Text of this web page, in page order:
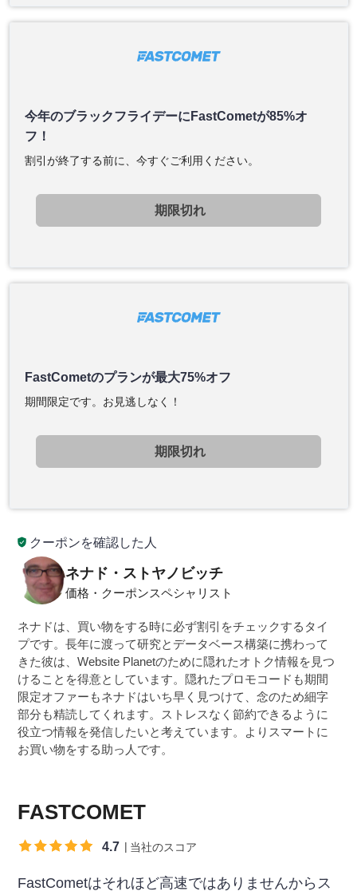
クーポンを確認した人
ネナド・ストヤノビッチ
価格・クーポンスペシャリスト
ネナドは、買い物をする時に必ず割引をチェックするタイ
プです。長年に渡って研究とデータベース構築に携わって
きた彼は、Website Planetのために隠れたオトク情報を見つ
けることを得意としています。隠れたプロモコードも期間
限定オファーもネナドはいち早く見つけて、念のため細字
部分も精読してくれます。ストレスなく節約できるように
役立つ情報を発信したいと考えています。よりスマートに
お買い物をする助っ人です。
今年のブラックフライデーにFastCometが85%オ
フ！
割引が終了する前に、今すぐご利用ください。
期限切れ
FastCometのプランが最大75%オフ
期間限定です。お見逃しなく！
期限切れ
FASTCOMET
4.7 当社のスコア
FastCometはそれほど高速ではありませんからス